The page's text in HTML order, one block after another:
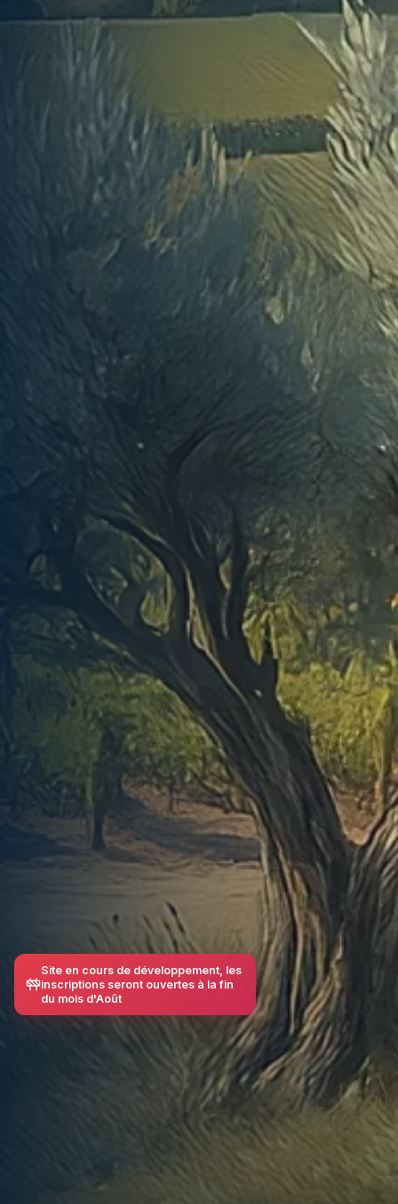
Site en cours de développement, les
inscriptions seront ouvertes à la fin
du mois d'Août